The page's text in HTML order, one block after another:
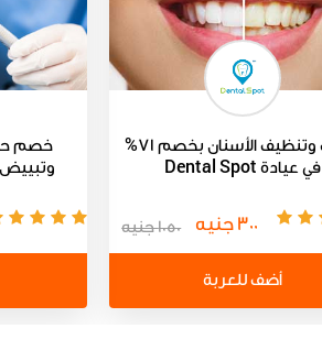
كشف وتنظيف الأسنان بخصم 71%
في عيادة Dental Spot
300 جنيه 1050 جنيه
أضف للعربة